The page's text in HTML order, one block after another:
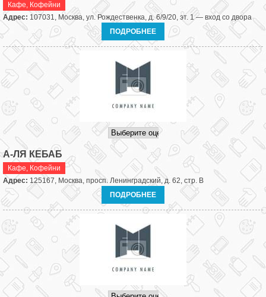
Кафе, Кофейни
Адрес: 107031, Москва, ул. Рождественка, д. 6/9/20, эт. 1 — вход со двора
ПОДРОБНЕЕ
А-ЛЯ КЕБАБ
Кафе, Кофейни
Адрес: 125167, Москва, просп. Ленинградский, д. 62, стр. В
ПОДРОБНЕЕ